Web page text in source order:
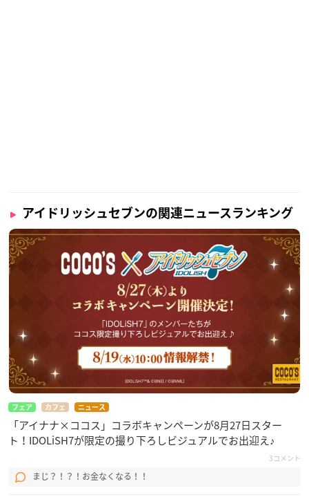
アイドリッシュセブンの関連ニュースランキング
フェア カフェ ニュース
「アイナナ×ココス」コラボキャンペーンが8月27日スター
ト！IDOLiSH7が限定の撮り下ろしビジュアルでお出迎え♪
3コメント
まじ？！？！お金なくなる！！